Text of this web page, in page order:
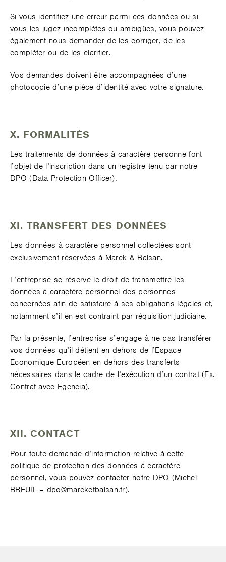
Si vous identifiez une erreur parmi ces données ou si
vous les jugez incomplètes ou ambigües, vous pouvez
également nous demander de les corriger, de les
compléter ou de les clarifier.
Vos demandes doivent être accompagnées d’une
photocopie d’une pièce d’identité avec votre signature.
X. FORMALITÉS
Les traitements de données à caractère personne font
l’objet de l’inscription dans un registre tenu par notre
DPO (Data Protection Officer).
XI. TRANSFERT DES DONNÉES
Les données à caractère personnel collectées sont
exclusivement réservées à Marck & Balsan.
L’entreprise se réserve le droit de transmettre les
données à caractère personnel des personnes
concernées afin de satisfaire à ses obligations légales et,
notamment s’il en est contraint par réquisition judiciaire.
Par la présente, l’entreprise s’engage à ne pas transférer
vos données qu’il détient en dehors de l’Espace
Economique Européen en dehors des transferts
nécessaires dans le cadre de l’exécution d’un contrat (Ex.
Contrat avec Egencia).
XII. CONTACT
Pour toute demande d’information relative à cette
politique de protection des données à caractère
personnel, vous pouvez contacter notre DPO (Michel
BREUIL – dpo@marcketbalsan.fr).